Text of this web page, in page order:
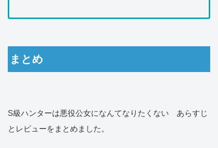
まとめ
S級ハンターは悪役公女になんてなりたくない あらすじ
とレビューをまとめました。